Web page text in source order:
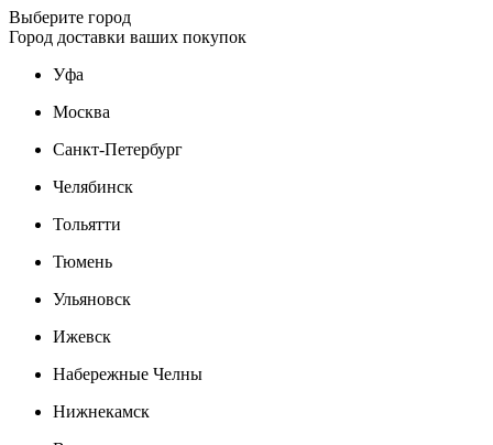
Выберите город
Город доставки ваших покупок
Уфа
Москва
Санкт-Петербург
Челябинск
Тольятти
Тюмень
Ульяновск
Ижевск
Набережные Челны
Нижнекамск